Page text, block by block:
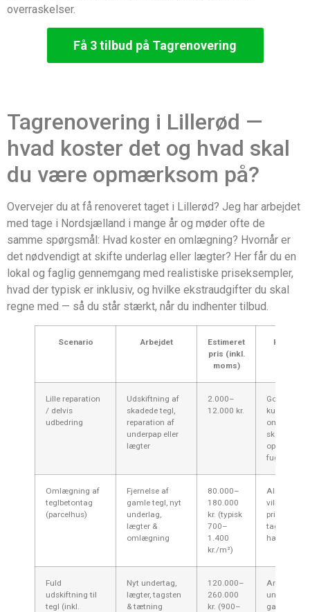
overraskelser.
Få 3 tilbud på Tagrenovering
Tagrenovering i Lillerød —
hvad koster det og hvad skal
du være opmærksom på?
Overvejer du at få renoveret taget i Lillerød? Jeg har arbejdet
med tage i Nordsjælland i mange år og møder ofte de
samme spørgsmål: Hvad koster en omlægning? Hvornår er
det nødvendigt at skifte underlag eller lægter? Her får du en
lokal og faglig gennemgang med realistiske priseksempler,
hvad der typisk er inklusiv, og hvilke ekstraudgifter du skal
regne med — så du står stærkt, når du indhenter tilbud.
Scenario Arbejdet
Estimeret
pris (inkl.
moms)
Lille reparation
/ delvis
udbedring
Udskiftning af
skadede tegl,
reparation af
underpap eller
lægter
2.000–
12.000 kr.
God
kun enkelte
områder er
skadet;
opretning
Omlægning af
teglbetontag
(parcelhus)
Fjernelse af
gamle tegl, nyt
underlag,
lægter &
omlægning
80.000–
180.000
kr. (typisk
700–
1.400
kr./m²)
villaer i
pris
tagets
hældning.
Fuld
udskiftning til
tegl (inkl.
Nyt undertag,
lægter, tagsten
& tætning
120.000–
260.000
kr. (900–
Anbefales
undertaget
gammelt